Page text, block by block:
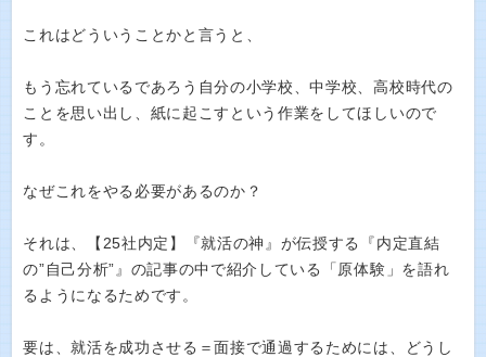
これはどういうことかと言うと、
もう忘れているであろう自分の小学校、中学校、高校時代の
ことを思い出し、紙に起こすという作業をしてほしいので
す。
なぜこれをやる必要があるのか？
それは、【25社内定】『就活の神』が伝授する『内定直結
の”自己分析”』の記事の中で紹介している「原体験」を語れ
るようになるためです。
要は、就活を成功させる＝面接で通過するためには、どうし